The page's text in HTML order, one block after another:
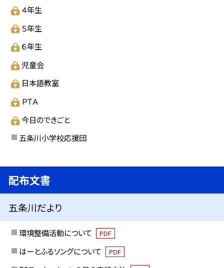
４年生
５年生
６年生
児童会
日本語教室
ＰＴＡ
今日のできごと
五条川小学校応援団
配布文書
五条川だより
環境整備活動について PDF
はーとふるソングについて PDF